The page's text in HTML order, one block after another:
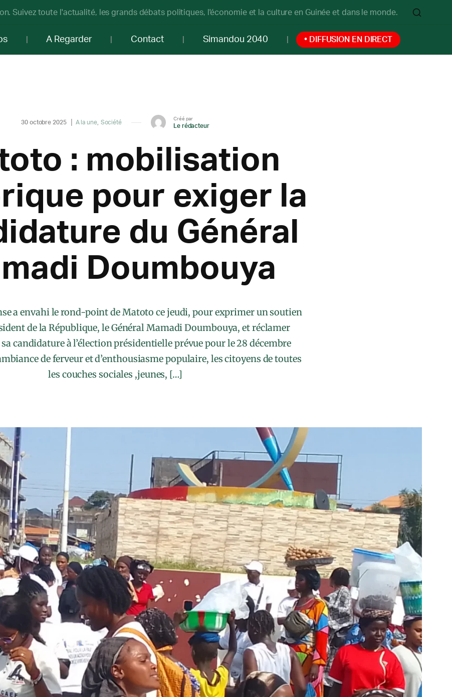
Suivez toute l'actualité, les grands débats politiques, l'économie et la culture en Guinée et dans le monde.
A Regarder Contact Simandou 2040 • DIFFUSION EN DIRECT
30 octobre 2025 A la une Société
Créé par
Le rédacteur
: mobilisation
pour exiger la
du Général
Doumbouya
a envahi le rond-point de Matoto ce jeudi, pour exprimer un soutien
de la République, le Général Mamadi Doumbouya, et réclamer
candidature à l’élection présidentielle prévue pour le 28 décembre
de ferveur et d’enthousiasme populaire, les citoyens de toutes
les couches sociales ,jeunes, […]